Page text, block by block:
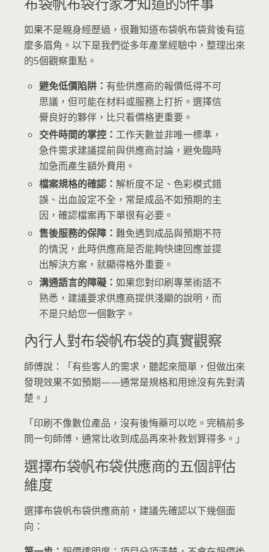
如果不是親身經歷過，很難知道布袋帆布袋背後有這
麼多眉角。以下是我們從多年產業經驗中，整理出來
的5個觀察重點。
避免低價陷阱： 有些供應商的報價低得不可
思議，但可能在材料或服務上打折。選擇信
譽良好的夥伴，比只看價格更重要。
交件時間的掌控：工作天數並非唯一標準，
急件需求建議提前與供應商討論，避免臨時
加急而產生額外費用。
檔案規格的確認：解析度不足、色彩模式錯
誤、出血設定不全，常是成品不如預期的主
因，確認檔案再下單很有必要。
售後服務的保障：難免遇到成品與預期不符
的情況，此時供應商是否能夠快速回應並提
出解決方案，就顯得格外重要。
溝通語言的障礙：如果您對印刷專業術語不
熟悉，建議要求供應商提供淺顯的說明，而
不是只給您一個數字。
內行人對布袋帆布袋的真實觀察
師傅說：「有些客人的需求，聽起來簡單，但做出來
發現效果不如預期——通常是規格和用途沒有先對清
楚。」
「印刷不像數位產品，沒有後悔藥可以吃。完稿前多
問一句師傅，通常比收到成品再來补救划算得多。」
選擇布袋帆布袋供應商的五個評估
維度
選擇布袋帆布袋供應商前，建議先確認以下幾個面
向：